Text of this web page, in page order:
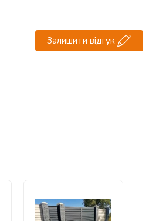
Залишити відгук